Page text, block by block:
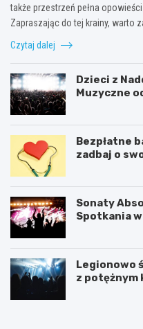
także przestrzeń pełna
Zapraszając do tej krainy, warto
Czytaj dalej
Dzieci z
Muzyczne
Bezpłatne
zadbaj o
Sonaty
Spotkania w
Legionowo
z potężnym